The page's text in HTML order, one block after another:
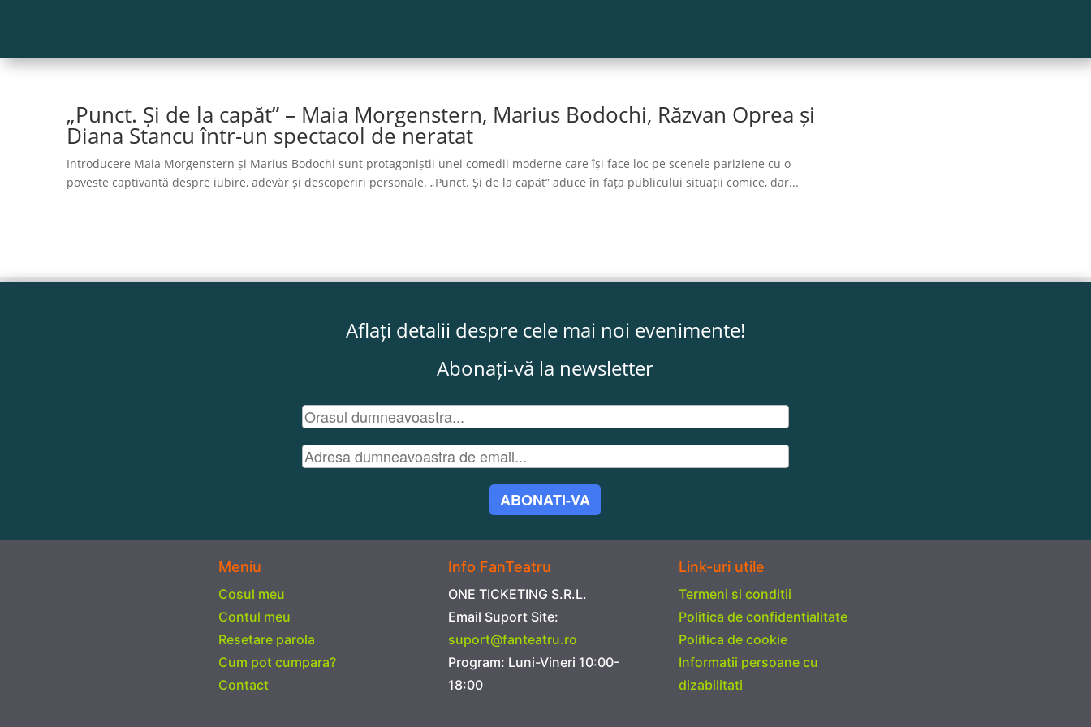
„Punct. Și de la capăt” – Maia Morgenstern, Marius Bodochi, Răzvan Oprea și
Diana Stancu într-un spectacol de neratat
Introducere Maia Morgenstern și Marius Bodochi sunt protagoniștii unei comedii moderne care își face loc pe scenele pariziene cu o
poveste captivantă despre iubire, adevăr și descoperiri personale. „Punct. Și de la capăt” aduce în fața publicului situații comice, dar...
Aflați detalii despre cele mai noi evenimente!
Abonați-vă la newsletter
ABONATI-VA
Meniu
Cosul meu
Contul meu
Resetare parola
Cum pot cumpara?
Contact
Info FanTeatru
ONE TICKETING S.R.L.
Email Suport Site:
suport@fanteatru.ro
Program: Luni-Vineri 10:00-
18:00
Link-uri utile
Termeni si conditii
Politica de confidentialitate
Politica de cookie
Informatii persoane cu
dizabilitati